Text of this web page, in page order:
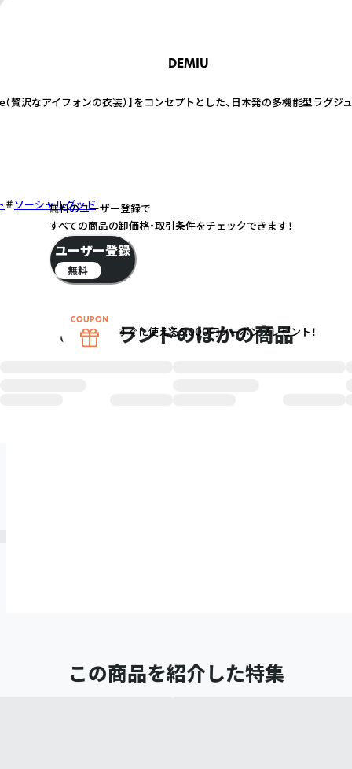
DEMIU
贅沢なアイフォンの衣装）】をコンセプトとした、日本発の多機能型ラグジ
ソーシャルグッド
このブランドのほかの商品
この商品を紹介した特集
無料のユーザー登録で
すべての商品の卸価格・取引条件をチェックできます！
ユーザー登録
無料
すぐに使える5,000円クーポンプレゼント！